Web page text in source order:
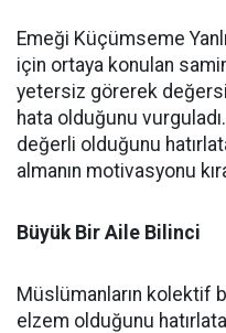
Emeği Küçümseme
için ortaya konulan
yetersiz görerek
hata olduğunu vurguladı.
değerli olduğunu
almanın motivasyonu
Büyük Bir Aile Bilinci
Müslümanların kolektif
elzem olduğunu